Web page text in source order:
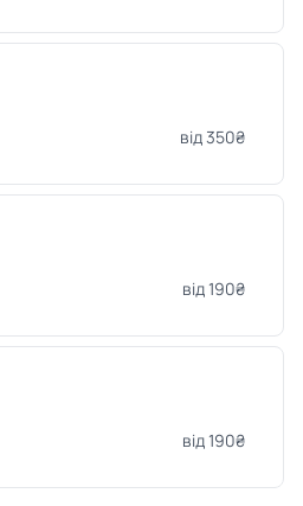
від 350₴
від 190₴
від 190₴